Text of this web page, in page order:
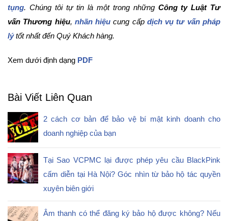
tụng. Chúng tôi tự tin là một trong những Công ty Luật Tư
vấn Thương hiệu, nhãn hiệu cung cấp dịch vụ tư vấn pháp
lýtốt nhất đến Quý Khách hàng.
Xem dưới định dạng PDF
Bài Viết Liên Quan
2 cách cơ bản để bảo vệ bí mật kinh doanh cho
doanh nghiệp của bạn
Tại Sao VCPMC lại được phép yêu cầu BlackPink
cấm diễn tại Hà Nội? Góc nhìn từ bảo hộ tác quyền
xuyên biên giới
Âm thanh có thể đăng ký bảo hộ được không? Nếu